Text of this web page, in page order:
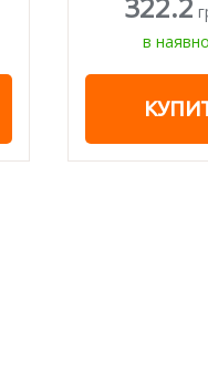
грн./м
в наявності
КУПИТИ